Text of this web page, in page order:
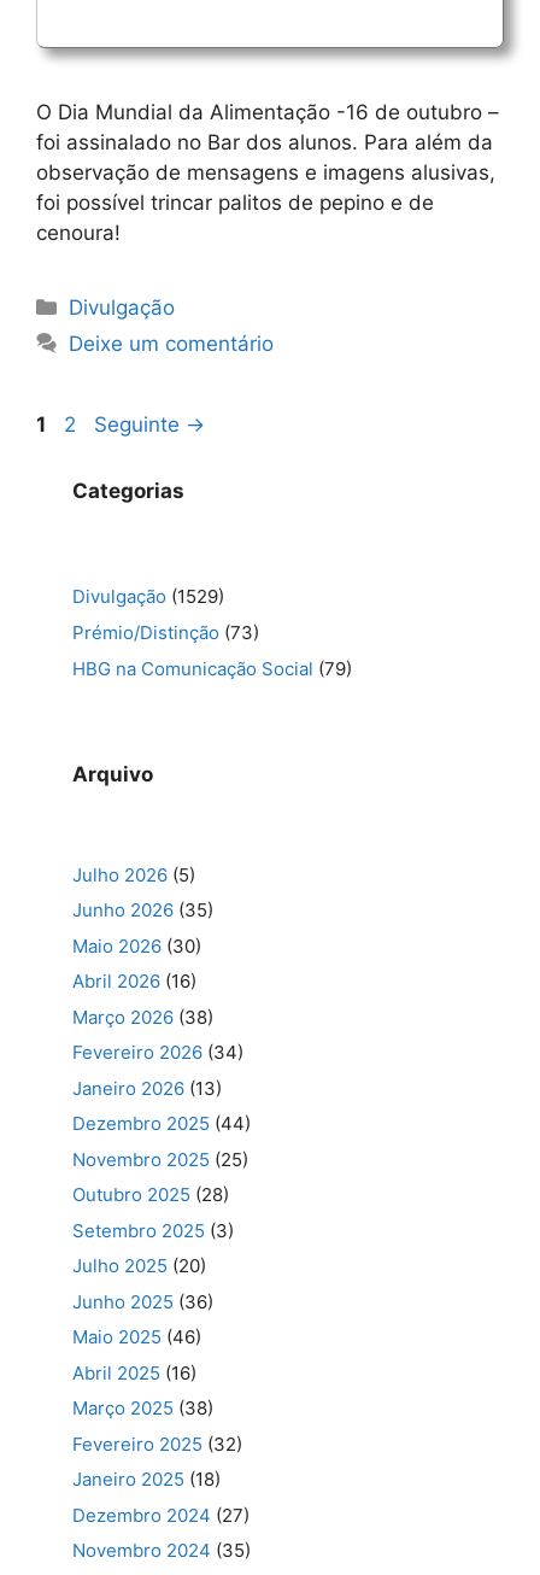
O Dia Mundial da Alimentação -16 de outubro –
foi assinalado no Bar dos alunos. Para além da
observação de mensagens e imagens alusivas,
foi possível trincar palitos de pepino e de
cenoura!
Categorias
Divulgação
Deixe um comentário
Navegação
artigos
Página
1 Página
2 Seguinte →
Categorias
Divulgação (1529)
Prémio/Distinção (73)
HBG na Comunicação Social (79)
Arquivo
Julho 2026 (5)
Junho 2026 (35)
Maio 2026 (30)
Abril 2026 (16)
Março 2026 (38)
Fevereiro 2026 (34)
Janeiro 2026 (13)
Dezembro 2025 (44)
Novembro 2025 (25)
Outubro 2025 (28)
Setembro 2025 (3)
Julho 2025 (20)
Junho 2025 (36)
Maio 2025 (46)
Abril 2025 (16)
Março 2025 (38)
Fevereiro 2025 (32)
Janeiro 2025 (18)
Dezembro 2024 (27)
Novembro 2024 (35)